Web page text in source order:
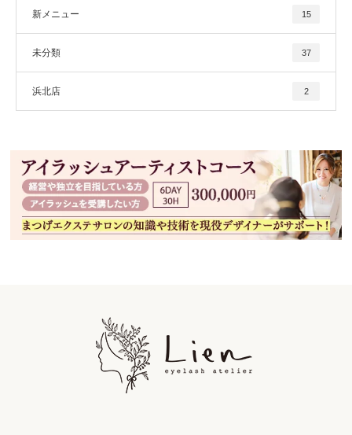
新メニュー 15
未分類 37
浜北店 2